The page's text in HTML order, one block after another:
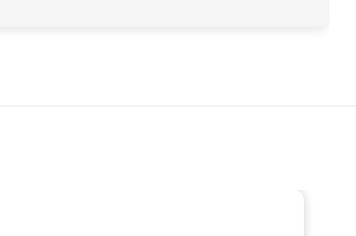
物
。
但部分病人雖有胃酸倒流疾病但在